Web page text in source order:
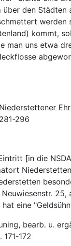
den
werden
kommt,
man uns etwa
296
[in die
eine
bearb. u.
172